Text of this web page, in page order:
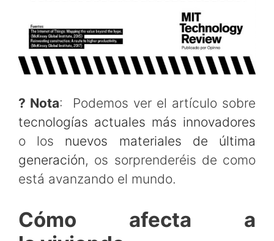
? Nota: Podemos ver el artículo sobre
tecnologías actuales más innovadores
o los nuevos materiales de última
generación, os sorprenderéis de como
está avanzando el mundo.
Cómo afecta a